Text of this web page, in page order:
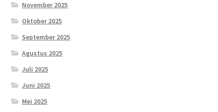
November 2025
Oktober 2025
September 2025
Agustus 2025
Juli 2025
Juni 2025
Mei 2025